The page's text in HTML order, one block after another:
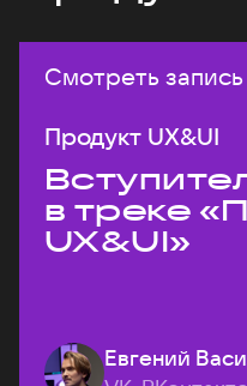
Смотреть запись
Продукт UX&UI
в треке
UX&UI»
Евгений